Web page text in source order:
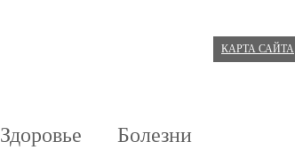
КАРТА САЙТА
Здоровье Болезни